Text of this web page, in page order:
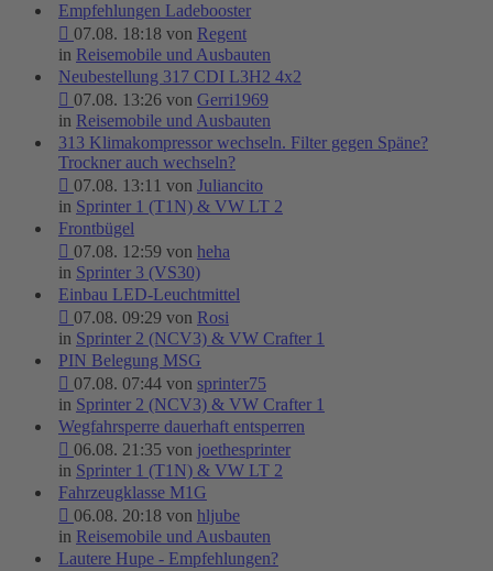
Empfehlungen Ladebooster
07.08. 18:18 von Regent
in Reisemobile und Ausbauten
Neubestellung 317 CDI L3H2 4x2
07.08. 13:26 von Gerri1969
in Reisemobile und Ausbauten
313 Klimakompressor wechseln. Filter gegen Späne?
Trockner auch wechseln?
07.08. 13:11 von Juliancito
in Sprinter 1 (T1N) & VW LT 2
Frontbügel
07.08. 12:59 von heha
in Sprinter 3 (VS30)
Einbau LED-Leuchtmittel
07.08. 09:29 von Rosi
in Sprinter 2 (NCV3) & VW Crafter 1
PIN Belegung MSG
07.08. 07:44 von sprinter75
in Sprinter 2 (NCV3) & VW Crafter 1
Wegfahrsperre dauerhaft entsperren
06.08. 21:35 von joethesprinter
in Sprinter 1 (T1N) & VW LT 2
Fahrzeugklasse M1G
06.08. 20:18 von hljube
in Reisemobile und Ausbauten
Lautere Hupe - Empfehlungen?